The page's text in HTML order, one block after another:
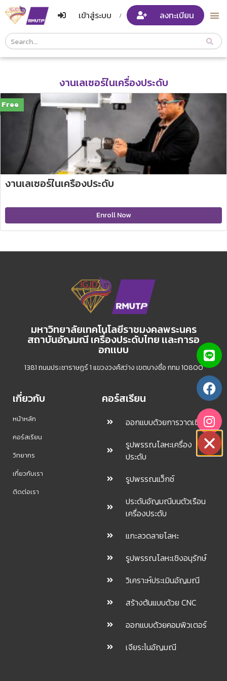
Course
Search
Header
เข้าสู่ระบบ / ลงทะเบียน
งานเลเซอร์ในเครื่องประดับ
Free
งานเลเซอร์ในเครื่องประดับ
Enroll Now
มหาวิทยาลัยเทคโนโลยีราชมงคลพระนคร
สถาบันอัญมณี เครื่องประดับไทย เเละการอ
อกเเบบ
1381 ถนนประชาราษฏร์ 1 แขวงวงศ์สว่าง เขตบางซื่อ กทม 10800
เกี่ยวกับ
หน้าหลัก
คอร์สเรียน
วิทยากร
เกี่ยวกับเรา
ติดต่อเรา
คอร์สเรียน
ออกแบบด้วยการวาดเขียน
รูปพรรณโลหะเครื่อง
ประดับ
รูปพรรณแว็กซ์
ประดับอัญมณีบนตัวเรือน
เครื่องประดับ
แกะลวดลายโลหะ
รูปพรรณโลหะเชิงอนุรักษ์
วิเคราะห์ประเมินอัญมณี
สร้างต้นแบบด้วย CNC
ออกแบบด้วยคอมพิวเตอร์
เจียระไนอัญมณี